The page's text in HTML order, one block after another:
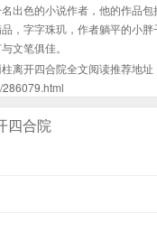
出色的小说作者，他的作品包
，字字珠玑，作者躺平的小
文笔俱佳。
离开四合院全文阅读推荐地址
四合院